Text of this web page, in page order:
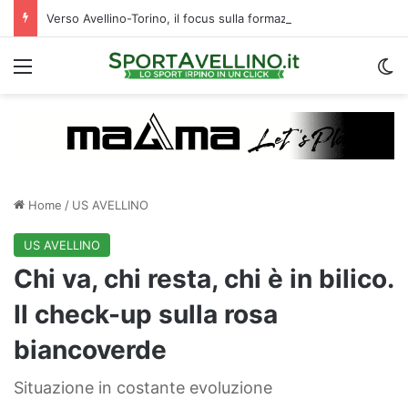
Verso Avellino-Torino, il focus sulla formazione granata
Menu
Home / US AVELLINO
US AVELLINO
Chi va, chi resta, chi è in bilico.
Il check-up sulla rosa
biancoverde
Situazione in costante evoluzione